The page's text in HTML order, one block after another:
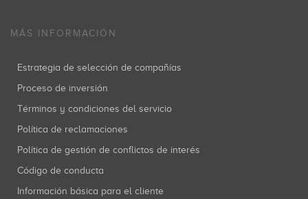
MÁS INFORMACIÓN
Estrategia de selección de compañías
Proceso de inversión
Términos y condiciones del servicio
Política de reclamaciones
Política de gestión de conflictos de interés
Código de conducta
Información básica para el cliente